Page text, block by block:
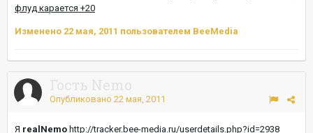
флуд карается +20
Изменено 22 мая, 2011 пользователем BeeMedia
Опубликовано 22 мая, 2011
Я realNemo http://tracker.bee-media.ru/userdetails.php?id=2938